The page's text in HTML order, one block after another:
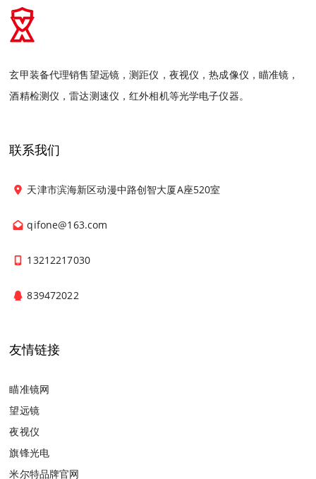
玄甲装备代理销售望远镜，测距仪，夜视仪，热成像仪，瞄准镜，
酒精检测仪，雷达测速仪，红外相机等光学电子仪器。
联系我们
天津市滨海新区动漫中路创智大厦A座520室
qifone@163.com
13212217030
839472022
友情链接
瞄准镜网
望远镜
夜视仪
旗锋光电
米尔特品牌官网